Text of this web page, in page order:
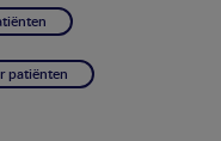
patiënten